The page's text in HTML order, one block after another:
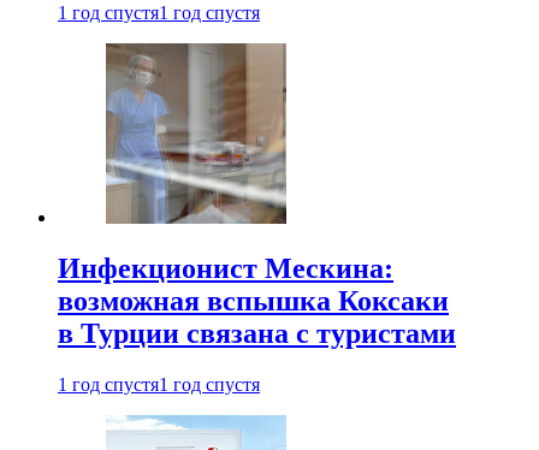
1 год спустя1 год спустя
Инфекционист Мескина:
возможная вспышка Коксаки
в Турции связана с туристами
1 год спустя1 год спустя